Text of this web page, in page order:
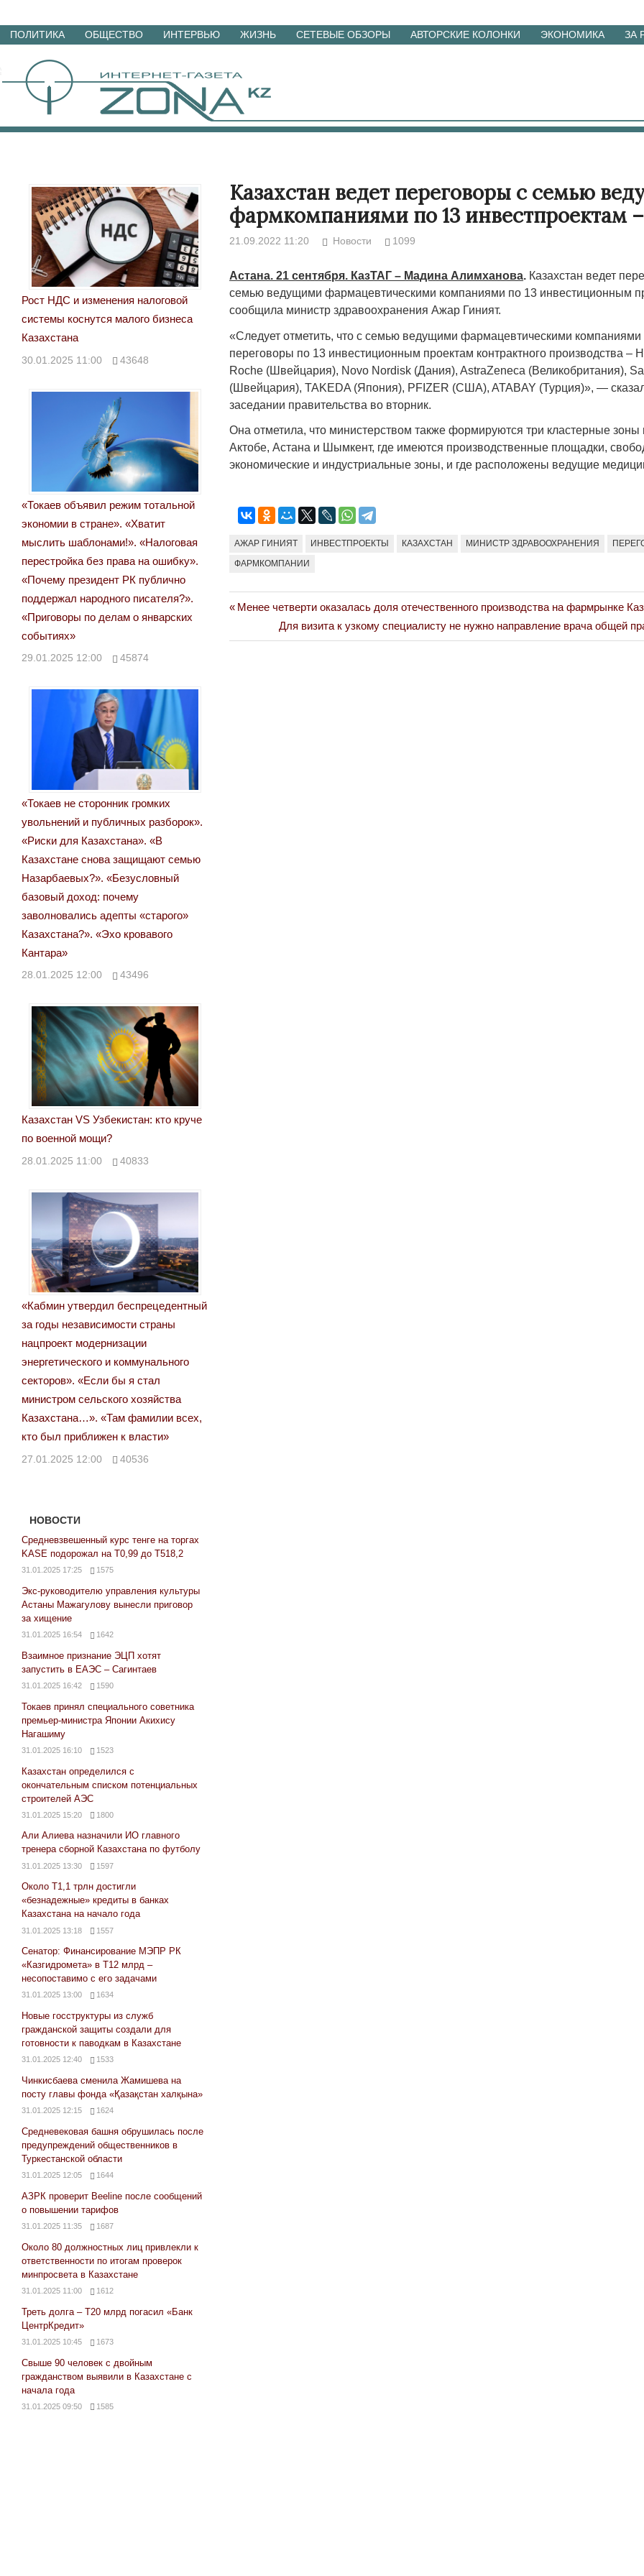
Перейти
материалам
ПОЛИТИКА ОБЩЕСТВО ИНТЕРВЬЮ ЖИЗНЬ СЕТЕВЫЕ ОБЗОРЫ АВТОРСКИЕ КОЛОНКИ ЭКОНОМИКА ЗА
Казахстан ведет переговоры с семью
фармкомпаниями по 13 инвестпроектам
21.09.2022 11:20 Новости 1099
Астана. 21 сентября. КазТАГ – Мадина Алимханова. Казахстан ведет
семью ведущими фармацевтическими компаниями по 13 инвестиционным
сообщила министр здравоохранения Ажар Гиният.
«Следует отметить, что с семью ведущими фармацевтическими компаниями
переговоры по 13 инвестиционным проектам контрактного производства –
Roche (Швейцария), Novo Nordisk (Дания), AstraZeneca (Великобритания),
(Швейцария), TAKEDA (Япония), PFIZER (США), ATABAY (Турция)», —
заседании правительства во вторник.
Она отметила, что министерством также формируются три кластерные зоны
Актобе, Астана и Шымкент, где имеются производственные площадки,
экономические и индустриальные зоны, и где расположены ведущие
АЖАР ГИНИЯТ ИНВЕСТПРОЕКТЫ КАЗАХСТАН МИНИСТР ЗДРАВООХРАНЕНИЯ
ФАРМКОМПАНИИ
Навигация
по
Previous
Менее четверти оказалась доля отечественного производства на фармрынке
Next
Post:
Для визита к узкому специалисту не нужно направление врача общей
Рост НДС и изменения налоговой
системы коснутся малого бизнеса
Казахстана
30.01.2025 11:00 43648
«Токаев объявил режим тотальной
экономии в стране». «Хватит
мыслить шаблонами!». «Налоговая
перестройка без права на ошибку».
«Почему президент РК публично
поддержал народного писателя?».
«Приговоры по делам о январских
событиях»
29.01.2025 12:00 45874
«Токаев не сторонник громких
увольнений и публичных разборок».
«Риски для Казахстана». «В
Казахстане снова защищают семью
Назарбаевых?». «Безусловный
базовый доход: почему
заволновались адепты «старого»
Казахстана?». «Эхо кровавого
Кантара»
28.01.2025 12:00 43496
Казахстан VS Узбекистан: кто круче
по военной мощи?
28.01.2025 11:00 40833
«Кабмин утвердил беспрецедентный
за годы независимости страны
нацпроект модернизации
энергетического и коммунального
секторов». «Если бы я стал
министром сельского хозяйства
Казахстана…». «Там фамилии всех,
кто был приближен к власти»
27.01.2025 12:00 40536
НОВОСТИ
Средневзвешенный курс тенге на торгах
KASE подорожал на Т0,99 до Т518,2
31.01.2025 17:25 1575
Экс-руководителю управления культуры
Астаны Мажагулову вынесли приговор
за хищение
31.01.2025 16:54 1642
Взаимное признание ЭЦП хотят
запустить в ЕАЭС – Сагинтаев
31.01.2025 16:42 1590
Токаев принял специального советника
премьер-министра Японии Акихису
Нагашиму
31.01.2025 16:10 1523
Казахстан определился с
окончательным списком потенциальных
строителей АЭС
31.01.2025 15:20 1800
Али Алиева назначили ИО главного
тренера сборной Казахстана по футболу
31.01.2025 13:30 1597
Около Т1,1 трлн достигли
«безнадежные» кредиты в банках
Казахстана на начало года
31.01.2025 13:18 1557
Сенатор: Финансирование МЭПР РК
«Казгидромета» в Т12 млрд –
несопоставимо с его задачами
31.01.2025 13:00 1634
Новые госструктуры из служб
гражданской защиты создали для
готовности к паводкам в Казахстане
31.01.2025 12:40 1533
Чинкисбаева сменила Жамишева на
посту главы фонда «Қазақстан халқына»
31.01.2025 12:15 1624
Средневековая башня обрушилась после
предупреждений общественников в
Туркестанской области
31.01.2025 12:05 1644
АЗРК проверит Beeline после сообщений
о повышении тарифов
31.01.2025 11:35 1687
Около 80 должностных лиц привлекли к
ответственности по итогам проверок
минпросвета в Казахстане
31.01.2025 11:00 1612
Треть долга – Т20 млрд погасил «Банк
ЦентрКредит»
31.01.2025 10:45 1673
Свыше 90 человек с двойным
гражданством выявили в Казахстане с
начала года
31.01.2025 09:50 1585
Народ выбрал свет
17.10.2024 17:00 29972
Странная
Дарига не
Авиакомпании
мошенниками